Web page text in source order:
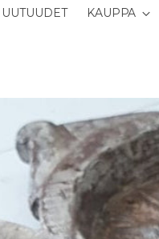
UUTUUDET KAUPPA